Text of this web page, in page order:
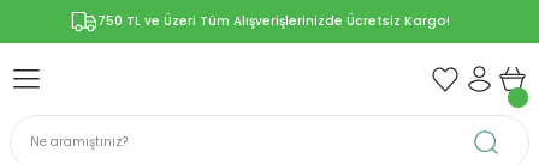
750 TL ve Üzeri Tüm Alışverişlerinizde Ücretsiz Kargo!
Geri Dön
Propolis
Geri Dön
Geri Dön
Geri Dön
KAPSÜLLER
Geri Dön